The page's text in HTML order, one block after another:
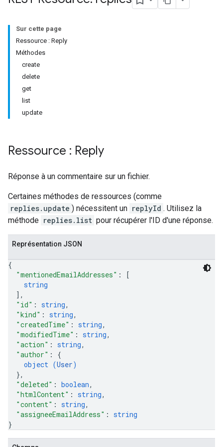
Sur cette page
Ressource : Reply
Méthodes
create
delete
get
list
update
Ressource : Reply
Réponse à un commentaire sur un fichier.
Certaines méthodes de ressources (comme
replies.update ) nécessitent un replyId . Utilisez la
méthode replies.list pour récupérer l'ID d'une réponse.
Représentation JSON
{
"mentionedEmailAddresses" :
[
string
] ,
"id" : string,
"kind" : string,
"createdTime" : string,
"modifiedTime" : string,
"action" : string,
"author" : {
object (User)
},
"deleted" : boolean,
"htmlContent" : string,
"content" : string,
"assigneeEmailAddress" : string
}